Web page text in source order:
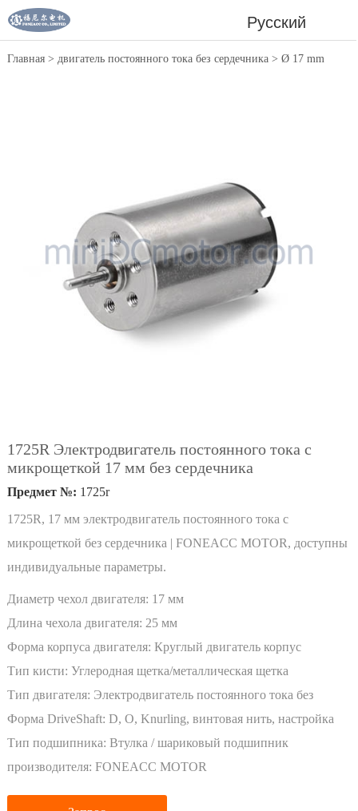
Русский
Главная> двигатель постоянного тока без сердечника> Ø 17 mm
1725R Электродвигатель постоянного тока с
микрощеткой 17 мм без сердечника
Предмет №: 1725r
1725R, 17 мм электродвигатель постоянного тока с
микрощеткой без сердечника | FONEACC MOTOR, доступны
индивидуальные параметры.
Диаметр чехол двигателя: 17 мм
Длина чехола двигателя: 25 мм
Форма корпуса двигателя: Круглый двигатель корпус
Тип кисти: Углеродная щетка/металлическая щетка
Тип двигателя: Электродвигатель постоянного тока без
сердечника с постоянными магнитами
Форма DriveShaft: D, O, Knurling, винтовая нить, настройка
Тип подшипника: Втулка / шариковый подшипник
производителя: FONEACC MOTOR